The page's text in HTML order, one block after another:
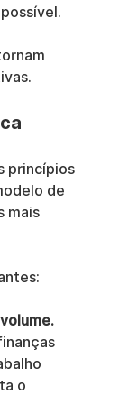
princípios
de
mais
o